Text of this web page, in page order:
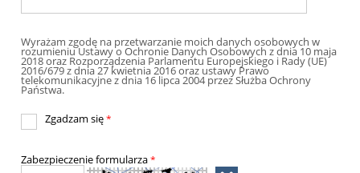
Wyrażam zgodę na przetwarzanie moich danych osobowych w
rozumieniu Ustawy o Ochronie Danych Osobowych z dnia 10 maja
2018 oraz Rozporządzenia Parlamentu Europejskiego i Rady (UE)
2016/679 z dnia 27 kwietnia 2016 oraz ustawy Prawo
telekomunikacyjne z dnia 16 lipca 2004 przez Służba Ochrony
Państwa.
Zgadzam się *
Zabezpieczenie formularza *